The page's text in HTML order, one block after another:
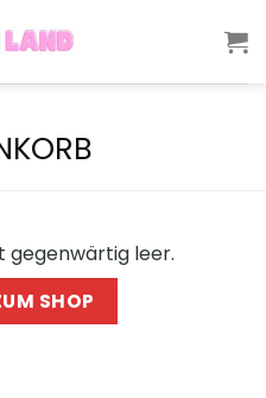
gegenwärtig leer.
SHOP